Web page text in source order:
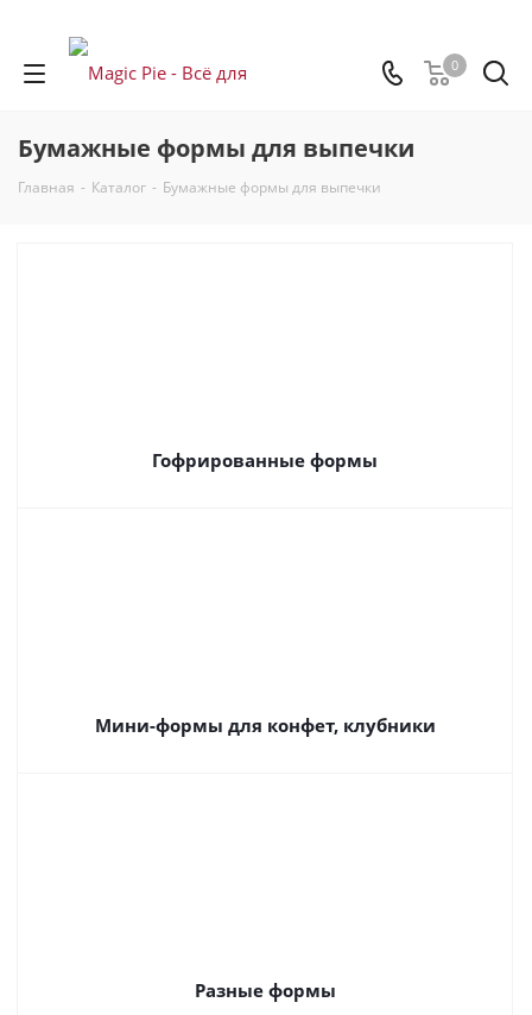
0
Бумажные формы для выпечки
Главная - Каталог - Бумажные формы для выпечки
Гофрированные формы
Мини-формы для конфет, клубники
Разные формы